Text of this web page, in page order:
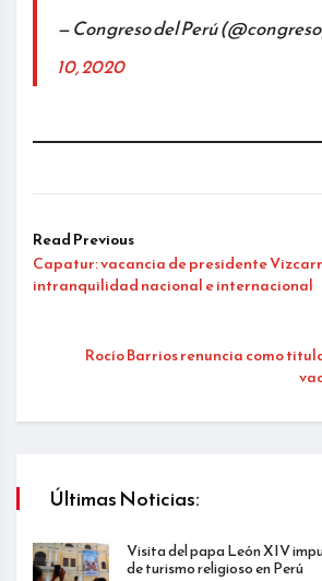
— Congreso del Perú
10, 2020
Read Previous
Capatur: vacancia de presidente
intranquilidad nacional e internacional
Rocío Barrios renuncia como
Últimas Noticias:
Visita del papa León XIV
de turismo religioso en Perú